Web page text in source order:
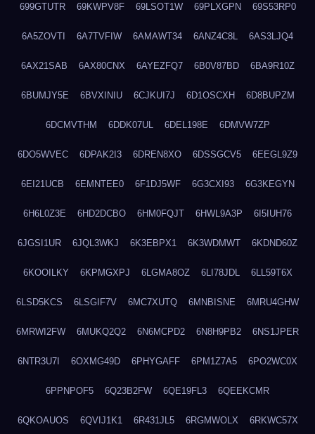
699GTUTR 69KWPV8F 69LSOT1W 69PLXGPN 69S53RP0
6A5ZOVTI 6A7TVFIW 6AMAWT34 6ANZ4C8L 6AS3LJQ4
6AX21SAB 6AX80CNX 6AYEZFQ7 6B0V87BD 6BA9R10Z
6BUMJY5E 6BVXINIU 6CJKUI7J 6D1OSCXH 6D8BUPZM
6DCMVTHM 6DDK07UL 6DEL198E 6DMVW7ZP
6DO5WVEC 6DPAK2I3 6DREN8XO 6DSSGCV5 6EEGL9Z9
6EI21UCB 6EMNTEE0 6F1DJ5WF 6G3CXI93 6G3KEGYN
6H6L0Z3E 6HD2DCBO 6HM0FQJT 6HWL9A3P 6I5IUH76
6JGSI1UR 6JQL3WKJ 6K3EBPX1 6K3WDMWT 6KDND60Z
6KOOILKY 6KPMGXPJ 6LGMA8OZ 6LI78JDL 6LL59T6X
6LSD5KCS 6LSGIF7V 6MC7XUTQ 6MNBISNE 6MRU4GHW
6MRWI2FW 6MUKQ2Q2 6N6MCPD2 6N8H9PB2 6NS1JPER
6NTR3U7I 6OXMG49D 6PHYGAFF 6PM1Z7A5 6PO2WC0X
6PPNPOF5 6Q23B2FW 6QE19FL3 6QEEKCMR
6QKOAUOS 6QVIJ1K1 6R431JL5 6RGMWOLX 6RKWC57X